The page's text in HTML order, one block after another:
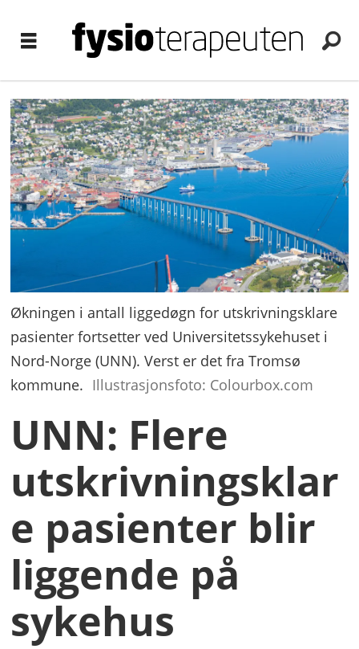
Økningen i antall liggedøgn for utskrivningsklare
pasienter fortsetter ved Universitetssykehuset i
Nord-Norge (UNN). Verst er det fra Tromsø
kommune. Illustrasjonsfoto: Colourbox.com
UNN: Flere
utskrivningsklar
e pasienter blir
liggende på
sykehus